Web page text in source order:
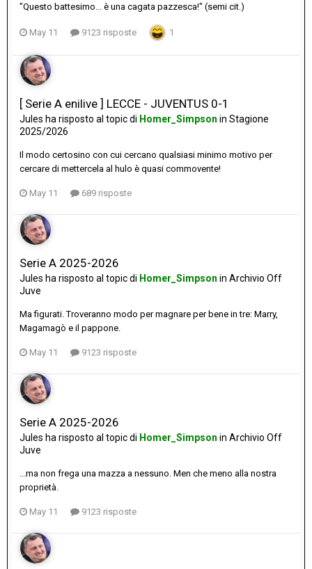
"Questo battesimo... è una cagata pazzesca!" (semi cit.)
May 11 9123 risposte 1
[ Serie A enilive ] LECCE - JUVENTUS 0-1
Jules ha risposto al topic di Homer_Simpson in Stagione
2025/2026
Il modo certosino con cui cercano qualsiasi minimo motivo per
cercare di mettercela al hulo è quasi commovente!
May 11 689 risposte
Serie A 2025-2026
Jules ha risposto al topic di Homer_Simpson in Archivio Off
Juve
Ma figurati. Troveranno modo per magnare per bene in tre: Marry,
Magamagò e il pappone.
May 11 9123 risposte
Serie A 2025-2026
Jules ha risposto al topic di Homer_Simpson in Archivio Off
Juve
...ma non frega una mazza a nessuno. Men che meno alla nostra
proprietà.
May 11 9123 risposte